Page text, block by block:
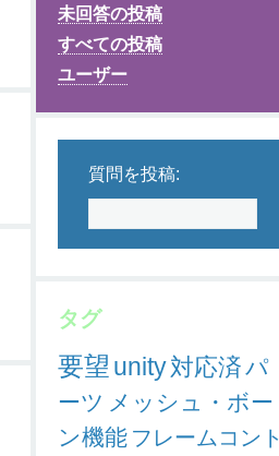
未回答の投稿
すべての投稿
ユーザー
質問を投稿:
タグ
要望 unity対応済パ
ーツ メッシュ・ボー
ン機能 フレームコント